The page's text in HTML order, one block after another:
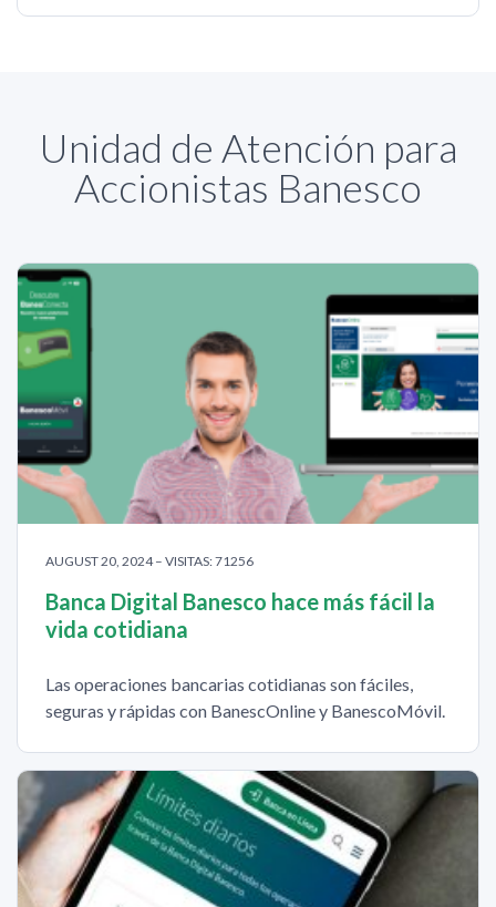
Unidad de Atención para
Accionistas Banesco
AUGUST 20, 2024 – VISITAS: 71256
Banca Digital Banesco hace más fácil la
vida cotidiana
Las operaciones bancarias cotidianas son fáciles,
seguras y rápidas con BanescOnline y BanescoMóvil.